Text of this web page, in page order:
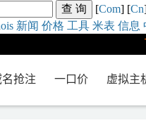
[Com] [Cn
新闻 价格 工具 米表 信息